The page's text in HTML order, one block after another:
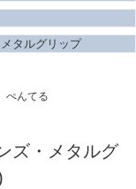
メタルグリップ
ぺんてる
ズ・メタルグ